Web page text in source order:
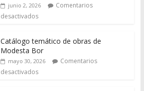
junio 2, 2026
Comentarios
desactivados
Catálogo temático de obras de
Modesta Bor
mayo 30, 2026
Comentarios
desactivados